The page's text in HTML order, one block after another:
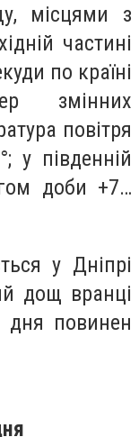
місцями з
частині
по країні
змінних
повітря
у південній
доби +7…
у Дніпрі
дощ вранці
дня повинен